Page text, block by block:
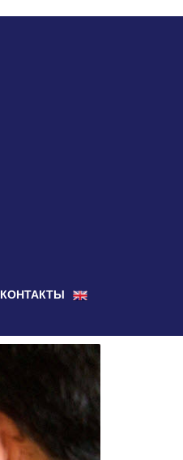
КОНТАКТЫ